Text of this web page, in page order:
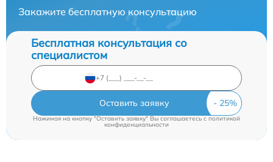
Закажите бесплатную консультацию
Бесплатная консультация со
специалистом
Оставить заявку
Нажимая на кнопку "Оставить заявку" Вы соглашаетесь cполитикой
конфиденциальности